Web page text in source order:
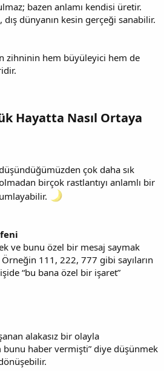
bazen anlamı kendisi üretir.
dünyanın kesin gerçeği sanabilir.
zihninin hem büyüleyici hem de
Hayatta Nasıl Ortaya
çok daha sık
birçok rastlantıyı anlamlı bir
ve bunu özel bir mesaj saymak
111, 222, 777 gibi sayıların
“bu bana özel bir işaret”
alakasız bir olayla
bunu haber vermişti” diye düşünmek